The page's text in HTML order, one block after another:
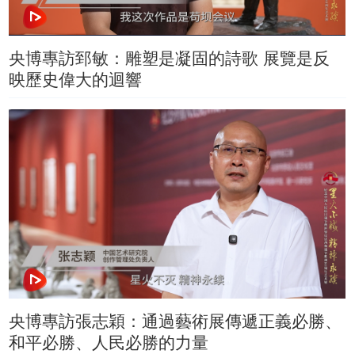
央博專訪郅敏：雕塑是凝固的詩歌 展覽是反
映歷史偉大的迴響
央博專訪張志穎：通過藝術展傳遞正義必勝、
和平必勝、人民必勝的力量